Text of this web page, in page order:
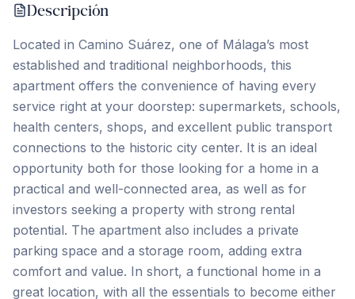
Descripción
Located in Camino Suárez, one of Málaga’s most
established and traditional neighborhoods, this
apartment offers the convenience of having every
service right at your doorstep: supermarkets, schools,
health centers, shops, and excellent public transport
connections to the historic city center. It is an ideal
opportunity both for those looking for a home in a
practical and well-connected area, as well as for
investors seeking a property with strong rental
potential. The apartment also includes a private
parking space and a storage room, ‌adding ‌extra
‌comfort ‌and value. In ‌short, ‌a ‌functional home ‌in ‌a
‌great ‌location, ‌with ‌all ‌the essentials to become either